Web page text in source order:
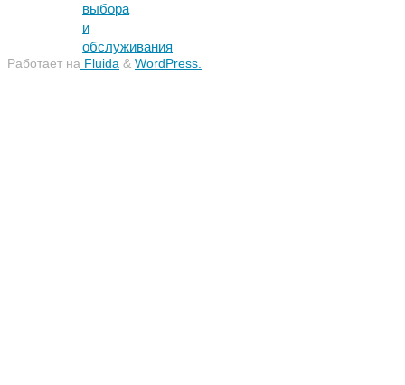
выбора
и
обслуживания
Работает на Fluida & WordPress.